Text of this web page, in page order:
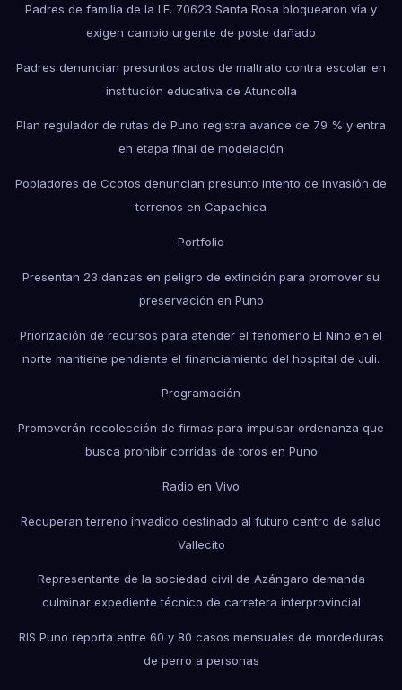
Padres de familia de la I.E. 70623 Santa Rosa bloquearon vía y
exigen cambio urgente de poste dañado
Padres denuncian presuntos actos de maltrato contra escolar en
institución educativa de Atuncolla
Plan regulador de rutas de Puno registra avance de 79 % y entra
en etapa final de modelación
Pobladores de Ccotos denuncian presunto intento de invasión de
terrenos en Capachica
Portfolio
Presentan 23 danzas en peligro de extinción para promover su
preservación en Puno
Priorización de recursos para atender el fenómeno El Niño en el
norte mantiene pendiente el financiamiento del hospital de Juli.
Programación
Promoverán recolección de firmas para impulsar ordenanza que
busca prohibir corridas de toros en Puno
Radio en Vivo
Recuperan terreno invadido destinado al futuro centro de salud
Vallecito
Representante de la sociedad civil de Azángaro demanda
culminar expediente técnico de carretera interprovincial
RIS Puno reporta entre 60 y 80 casos mensuales de mordeduras
de perro a personas